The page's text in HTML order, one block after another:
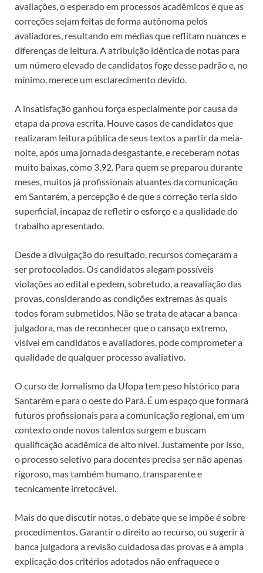
avaliações, o esperado em processos acadêmicos é que as
correções sejam feitas de forma autônoma pelos
avaliadores, resultando em médias que reflitam nuances e
diferenças de leitura. A atribuição idêntica de notas para
um número elevado de candidatos foge desse padrão e, no
mínimo, merece um esclarecimento devido.
A insatisfação ganhou força especialmente por causa da
etapa da prova escrita. Houve casos de candidatos que
realizaram leitura pública de seus textos a partir da meia-
noite, após uma jornada desgastante, e receberam notas
muito baixas, como 3,92. Para quem se preparou durante
meses, muitos já profissionais atuantes da comunicação
em Santarém, a percepção é de que a correção teria sido
superficial, incapaz de refletir o esforço e a qualidade do
trabalho apresentado.
Desde a divulgação do resultado, recursos começaram a
ser protocolados. Os candidatos alegam possíveis
violações ao edital e pedem, sobretudo, a reavaliação das
provas, considerando as condições extremas às quais
todos foram submetidos. Não se trata de atacar a banca
julgadora, mas de reconhecer que o cansaço extremo,
visível em candidatos e avaliadores, pode comprometer a
qualidade de qualquer processo avaliativo.
O curso de Jornalismo da Ufopa tem peso histórico para
Santarém e para o oeste do Pará. É um espaço que formará
futuros profissionais para a comunicação regional, em um
contexto onde novos talentos surgem e buscam
qualificação acadêmica de alto nível. Justamente por isso,
o processo seletivo para docentes precisa ser não apenas
rigoroso, mas também humano, transparente e
tecnicamente irretocável.
Mais do que discutir notas, o debate que se impõe é sobre
procedimentos. Garantir o direito ao recurso, ou sugerir à
banca julgadora a revisão cuidadosa das provas e à ampla
explicação dos critérios adotados não enfraquece o